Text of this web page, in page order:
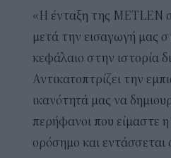
«Η ένταξη της METLEN
μετά την εισαγωγή μας
κεφάλαιο στην ιστορία
Αντικατοπτρίζει την
ικανότητά μας να
περήφανοι που είμαστε
ορόσημο και